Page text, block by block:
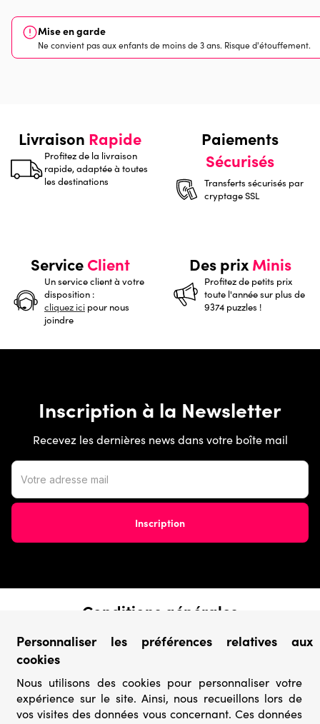
Mise en garde
Ne convient pas aux enfants de moins de 3 ans. Risque d'étouffement.
Livraison Rapide
Profitez de la livraison
rapide, adaptée à toutes
les destinations
Paiements
Sécurisés
Transferts sécurisés par
cryptage SSL
ServiceClient
Un service client à votre
disposition :
cliquez ici pour nous
joindre
Des prixMinis
Profitez de petits prix
toute l'année sur plus de
9374 puzzles !
Inscription à la Newsletter
Recevez les dernières news dans votre boîte mail
Conditions générales
› Conditions de vente
› Conditions d’utilisation
› Confidentialité & Protection des Données
› Informations légales
Catégories
Personnaliser les préférences relatives aux
cookies
Nous utilisons des cookies pour personnaliser votre
expérience sur le site. Ainsi, nous recueillons lors de
vos visites des données vous concernant. Ces données